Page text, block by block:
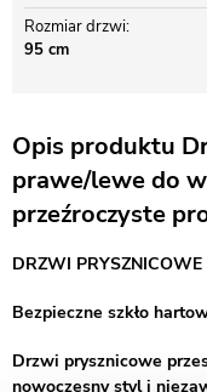
Rozmiar drzwi
95 cm
Opis produktu
prawe/lewe do
przeźroczyste
DRZWI
Bezpieczne szkło
Drzwi prysznicowe
nowoczesny styl i